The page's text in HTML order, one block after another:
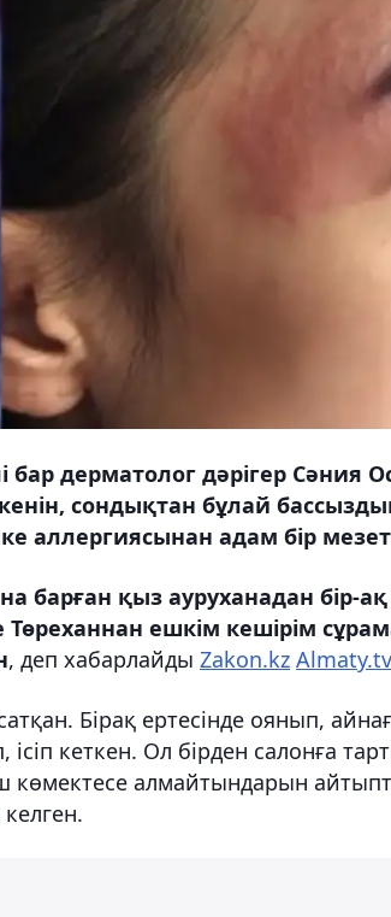
бар дерматолог дәрігер Сәния
сондықтан бұлай
аллергиясынан адам бір
барған қыз ауруханадан бір-
ешкім кешірім
, деп хабарлайды Zakon.kz Almaty.tv
Бірақ ертесінде оянып,
кеткен. Ол бірден салонға
көмектесе алмайтындарын
келген.